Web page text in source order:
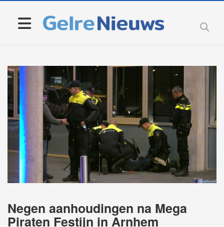
Negen aanhoudingen na Mega
Piraten Festijn in Arnhem